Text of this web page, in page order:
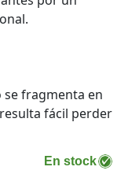
En stock
se fragmenta en
fácil perder